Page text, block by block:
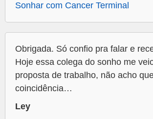
Sonhar com Cancer Terminal
Obrigada. Só confio pra falar e
Hoje essa colega do sonho me
proposta de trabalho, não acho
coincidência…
Ley